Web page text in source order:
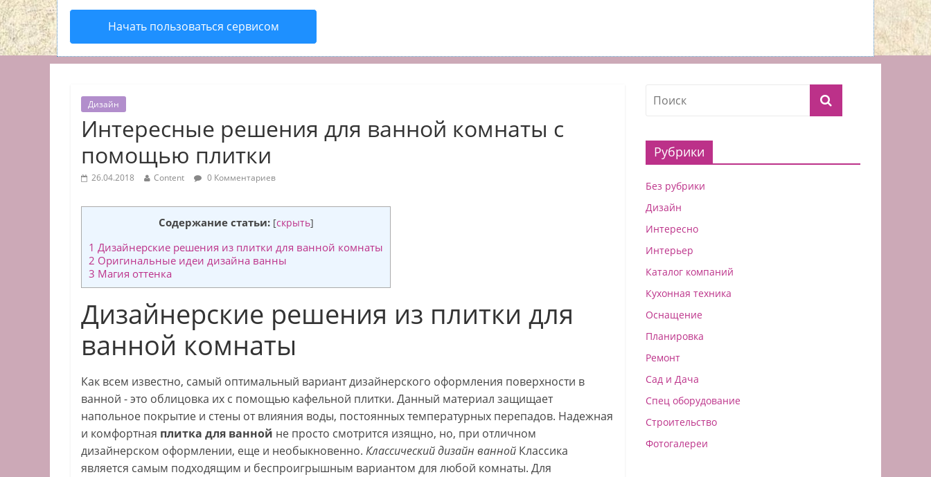
Начать пользоваться сервисом
Дизайн
Интересные решения для ванной комнаты с
помощью плитки
26.04.2018 Content 0 Комментариев
Содержание статьи: [скрыть]
1 Дизайнерские решения из плитки для ванной комнаты
2 Оригинальные идеи дизайна ванны
3 Магия оттенка
Дизайнерские решения из плитки для
ванной комнаты
Как всем известно, самый оптимальный вариант дизайнерского оформления поверхности в
ванной - это облицовка их с помощью кафельной плитки. Данный материал защищает
напольное покрытие и стены от влияния воды, постоянных температурных перепадов. Надежная
и комфортная плитка для ванной не просто смотрится изящно, но, при отличном
дизайнерском оформлении, еще и необыкновенно. Классический дизайн ванной Классика
является самым подходящим и беспроигрышным вариантом для любой комнаты. Для
Рубрики
Без рубрики
Дизайн
Интересно
Интерьер
Каталог компаний
Кухонная техника
Оснащение
Планировка
Ремонт
Сад и Дача
Спец оборудование
Строительство
Фотогалереи